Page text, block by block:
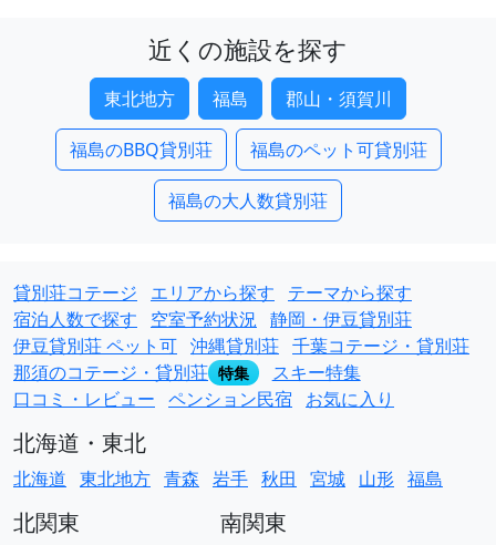
近くの施設を探す
東北地方 福島 郡山・須賀川
福島のBBQ貸別荘 福島のペット可貸別荘
福島の大人数貸別荘
貸別荘コテージ エリアから探す
テーマから探す
宿泊人数で探す
空室予約状況 静岡・伊豆貸別荘
伊豆貸別荘 ペット可 沖縄貸別荘 千葉コテージ・貸別荘
那須のコテージ・貸別荘 特集
スキー特集
口コミ・レビュー ペンション民宿 お気に入り
北海道・東北
北海道 東北地方 青森 岩手 秋田 宮城 山形 福島
北関東 南関東